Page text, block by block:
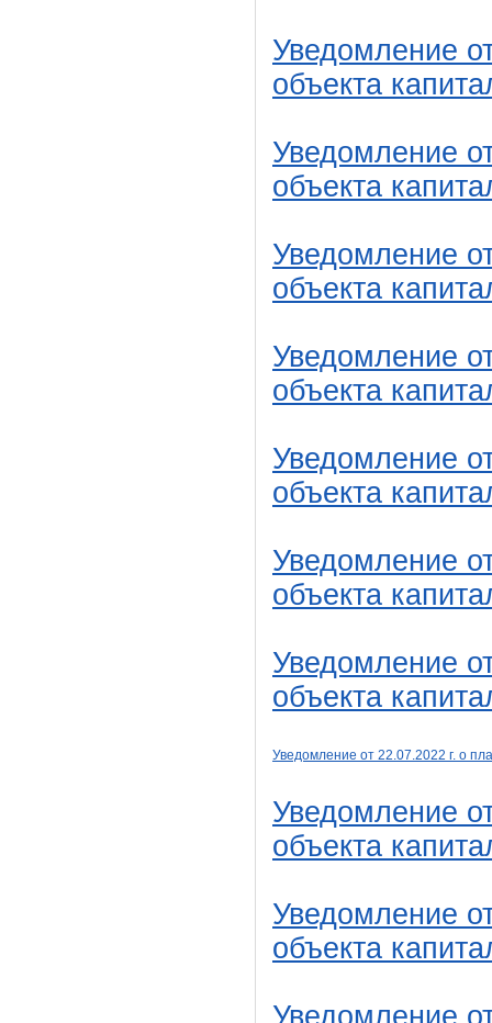
Уведомление
объекта
Уведомление
объекта
Уведомление
объекта
Уведомление
объекта
Уведомление
объекта
Уведомление
объекта
Уведомление
объекта
Уведомление от 22 .07 .2022 г. о
Уведомление
объекта
Уведомление
объекта
Уведомление